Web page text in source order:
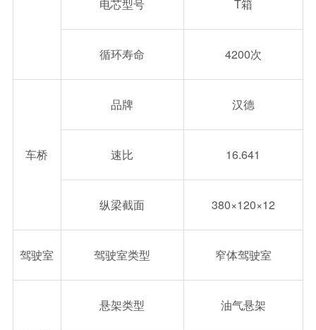
电芯型号 T箱
循环寿命 4200次
车桥
品牌 汉德
速比 16.641
纵梁截面 380×120×12
驾驶室 驾驶室类型 窄体驾驶室
悬架类型 油气悬架